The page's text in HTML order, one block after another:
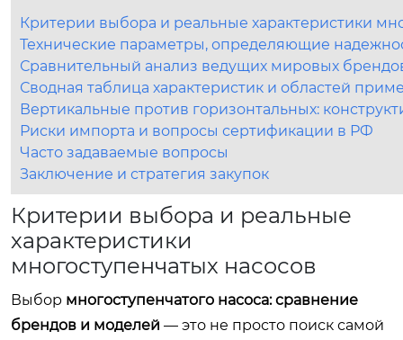
Критерии выбора и реальные характеристики
Технические параметры, определяющие
Сравнительный анализ ведущих мировых
Сводная таблица характеристик и областей
Вертикальные против горизонтальных:
Риски импорта и вопросы сертификации в РФ
Часто задаваемые вопросы
Заключение и стратегия закупок
Критерии выбора и реальные
характеристики
многоступенчатых насосов
Выбор многоступенчатого насоса: сравнение
брендов и моделей — это не просто поиск самой